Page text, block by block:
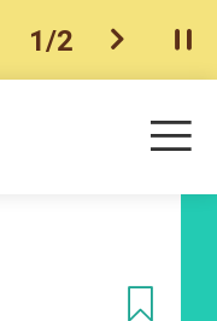
上一个
1/2 下一个开
目